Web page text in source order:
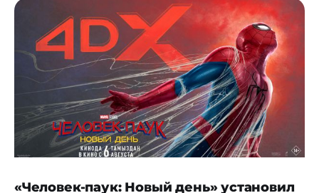
«Человек-паук: Новый день» установил